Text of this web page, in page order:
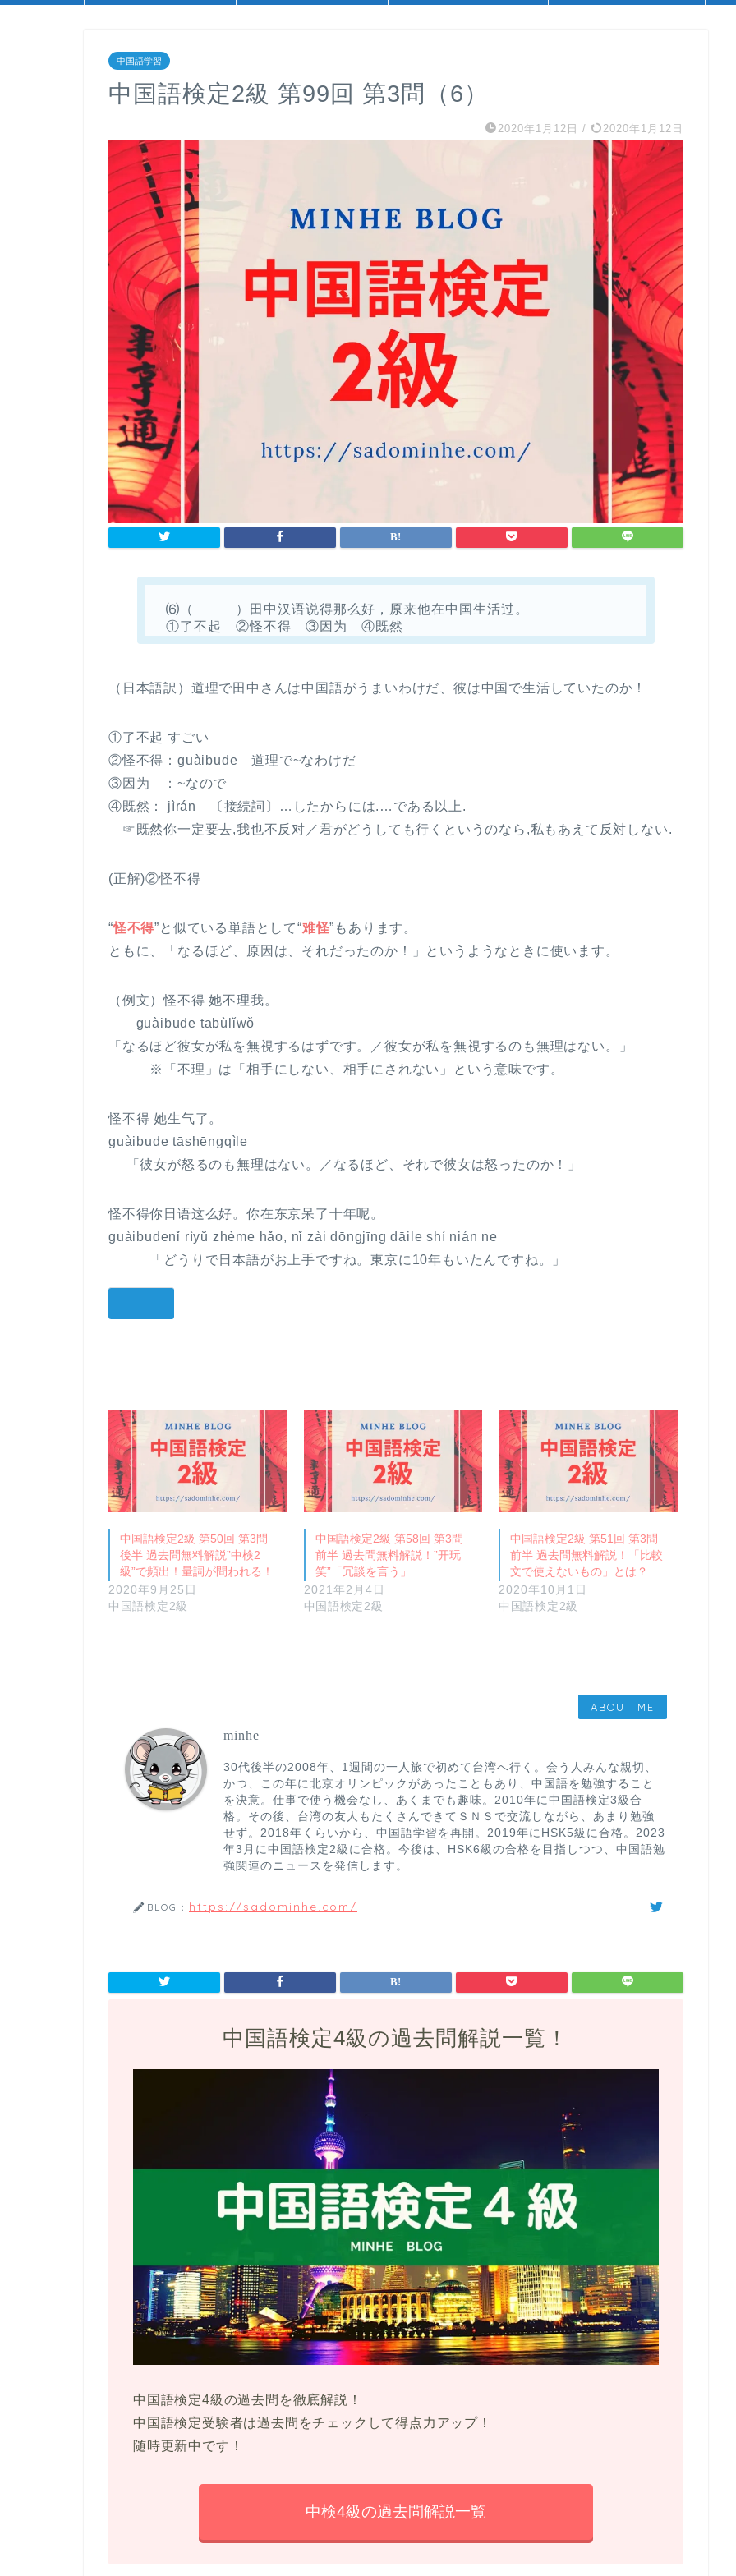
中国語学習
中国語検定2級 第99回 第3問（6）
2020年1月12日 / 2020年1月12日
⑹（ ）田中汉语说得那么好，原来他在中国生活过。
①了不起 ②怪不得 ③因为 ④既然
（日本語訳）道理で田中さんは中国語がうまいわけだ、彼は中国で生活していたのか！
①了不起 すごい
②怪不得：guàibude 道理で~なわけだ
③因为 ：~なので
④既然： jìrán 〔接続詞〕…したからには.…である以上.
☞既然你一定要去,我也不反对／君がどうしても行くというのなら,私もあえて反対しない.
(正解)②怪不得
“怪不得”と似ている単語として“难怪”もあります。
ともに、「なるほど、原因は、それだったのか！」というようなときに使います。
（例文）怪不得 她不理我。
guàibude tābùlǐwǒ
「なるほど彼女が私を無視するはずです。／彼女が私を無視するのも無理はない。」
※「不理」は「相手にしない、相手にされない」という意味です。
怪不得 她生气了。
guàibude tāshēngqìle
「彼女が怒るのも無理はない。／なるほど、それで彼女は怒ったのか！」
怪不得你日语这么好。你在东京呆了十年呢。
guàibudenǐ rìyŭ zhème hǎo, nǐ zài dōngjīng dāile shí nián ne
「どうりで日本語がお上手ですね。東京に10年もいたんですね。」
中国語検定2級 第50回 第3問
後半 過去問無料解説”中検2
級”で頻出！量詞が問われる！
2020年9月25日
中国語検定2級
中国語検定2級 第58回 第3問
前半 過去問無料解説！”开玩
笑”「冗談を言う」
2021年2月4日
中国語検定2級
中国語検定2級 第51回 第3問
前半 過去問無料解説！「比較
文で使えないもの」とは？
2020年10月1日
中国語検定2級
ABOUT ME
minhe
30代後半の2008年、1週間の一人旅で初めて台湾へ行く。会う人みんな親切、
かつ、この年に北京オリンピックがあったこともあり、中国語を勉強すること
を決意。仕事で使う機会なし、あくまでも趣味。2010年に中国語検定3級合
格。その後、台湾の友人もたくさんできてＳＮＳで交流しながら、あまり勉強
せず。2018年くらいから、中国語学習を再開。2019年にHSK5級に合格。2023
年3月に中国語検定2級に合格。今後は、HSK6級の合格を目指しつつ、中国語勉
強関連のニュースを発信します。
BLOG： https://sadominhe.com/
中国語検定4級の過去問解説一覧！
中国語検定4級の過去問を徹底解説！
中国語検定受験者は過去問をチェックして得点力アップ！
随時更新中です！
中検4級の過去問解説一覧